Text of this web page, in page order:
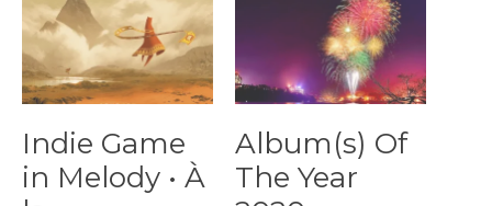
Indie Game
in Melody • À
Album(s) Of
The Year